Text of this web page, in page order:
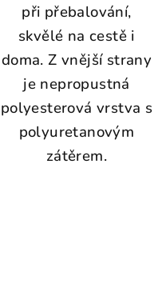
při přebalování,
skvělé na cestě i
doma. Z vnější strany
je nepropustná
polyesterová vrstva s
polyuretanovým
zátěrem.